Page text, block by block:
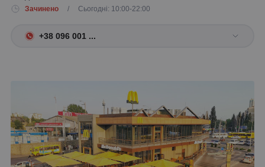
Зачинено
/ Сьогодні: 10:00-22:00
+38 096 001 ...